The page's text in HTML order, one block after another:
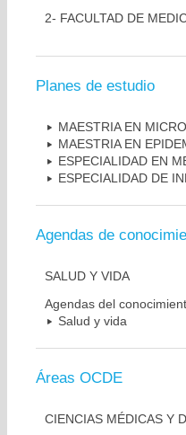
2- FACULTAD DE
Planes de estudio
MAESTRIA EN
MAESTRIA EN
ESPECIALIDAD EN
ESPECIALIDAD DE
Agendas de
SALUD Y VIDA
Agendas del
Salud y vida
Áreas OCDE
CIENCIAS MÉDICAS Y